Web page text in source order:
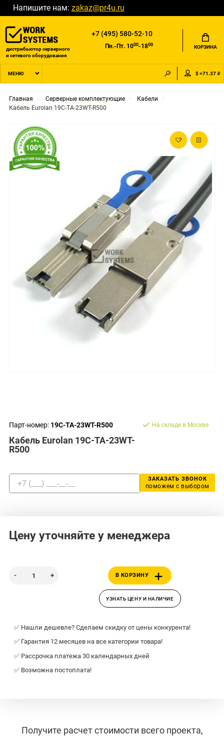
Напишите нам: zakaz@pr4u.ru
дистрибьютор серверного
и сетевого оборудования
+7 (495) 580-52-10
Пн.-Пт. 1000-1800 КОРЗИНА
МЕНЮ $ =71.37 ₽
Главная Серверные комплектующие
Кабели
Кабель Eurolan 19C-TA-23WT-R500
Парт-номер: 19C-TA-23WT-R500
Кабель Eurolan 19C-TA-23WT-
R500
На складе в Москве
ЗАКАЗАТЬ ЗВОНОК
поможем с выбором
Цену уточняйте у менеджера
В КОРЗИНУ
УЗНАТЬ ЦЕНУ И НАЛИЧИЕ
✅ Нашли дешевле? Сделаем скидку от цены конкурента!
✅ Гарантия 12 месяцев на все категории товара!
✅ Рассрочка платежа 30 календарных дней
✅ Возможна постоплата!
Получите расчет стоимости всего проекта,